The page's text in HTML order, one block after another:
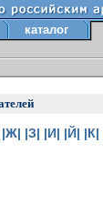
каталог
|Ж| |З| |И| |Й| |К|